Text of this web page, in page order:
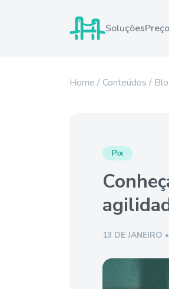
Soluções
Home Conteúdos
Pix
13 DE JANEIRO